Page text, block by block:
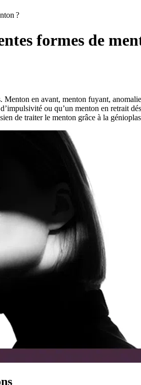
?
formes de
en avant, menton fuyant,
ou qu’un menton en retrait
de traiter le menton grâce à la